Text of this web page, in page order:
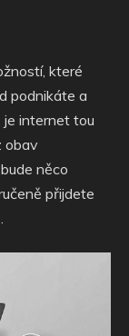
které
podnikáte a
je internet tou
obav
něco
přijdete